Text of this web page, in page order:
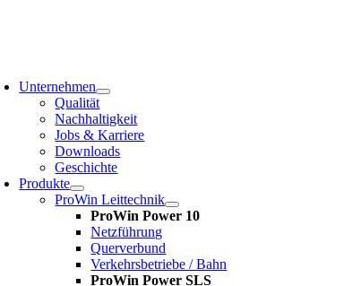
Unternehmen
Qualität
Nachhaltigkeit
Jobs & Karriere
Downloads
Geschichte
Produkte
ProWin Leittechnik
ProWin Power 10
Netzführung
Querverbund
Verkehrsbetriebe / Bahn
ProWin Power SLS